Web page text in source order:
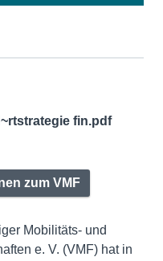
fin.pdf
zum VMF
Mobilitäts- und
e. V. (VMF) hat in